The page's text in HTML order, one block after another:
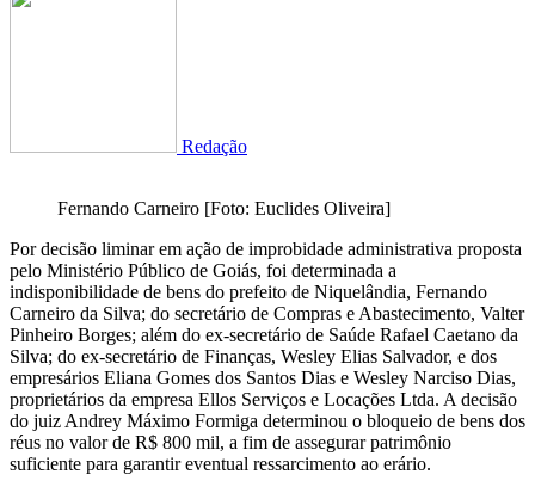
Redação
Fernando Carneiro [Foto: Euclides Oliveira]
Por decisão liminar em ação de improbidade administrativa proposta
pelo Ministério Público de Goiás, foi determinada a
indisponibilidade de bens do prefeito de Niquelândia, Fernando
Carneiro da Silva; do secretário de Compras e Abastecimento, Valter
Pinheiro Borges; além do ex-secretário de Saúde Rafael Caetano da
Silva; do ex-secretário de Finanças, Wesley Elias Salvador, e dos
empresários Eliana Gomes dos Santos Dias e Wesley Narciso Dias,
proprietários da empresa Ellos Serviços e Locações Ltda. A decisão
do juiz Andrey Máximo Formiga determinou o bloqueio de bens dos
réus no valor de R$ 800 mil, a fim de assegurar patrimônio
suficiente para garantir eventual ressarcimento ao erário.